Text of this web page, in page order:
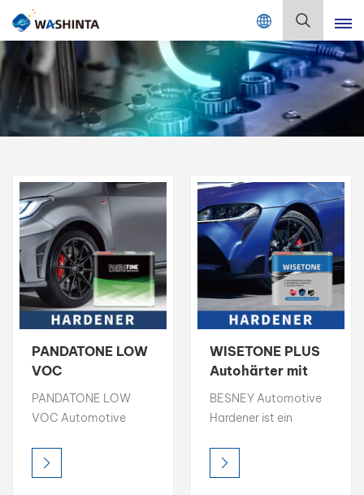
Mix Color Online
English
Français
Русский
Español
한국어
بالعربية
PANDATONE LOW
VOC
Automobilhärter
Hoher
Vergilbungshemmender
Härter
PANDATONE LOW
VOC Automotive
Premium-Härter, der
entwickelt wurde, um
WISETONE PLUS
Autohärter mit
hohem
Feststoffgehalt,
Härter
BESNEY Automotive
Hardener ist ein
Härtungsmittel, das
Klarlacken und